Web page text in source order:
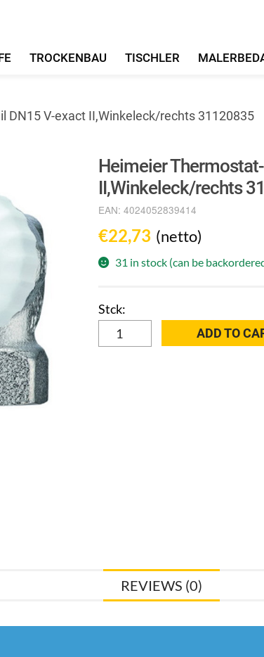
TROCKENBAU TISCHLER
V-exact II,Winkeleck/rechts 31120835
Heimeier
II,Winkeleck/rechts
EAN: 4024052839414
€22,73 (netto)
31 in stock (can be
Heimeier
Thermostat-
ADD TO
REVIEWS (0)